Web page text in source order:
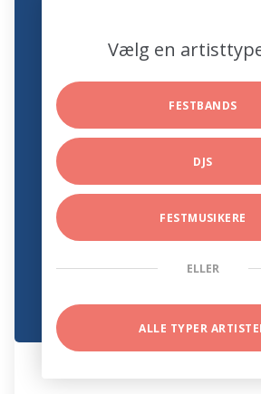
Vælg en
FESTBANDS
DJS
FESTMUSIKERE
ELLER
ALLE TYPER